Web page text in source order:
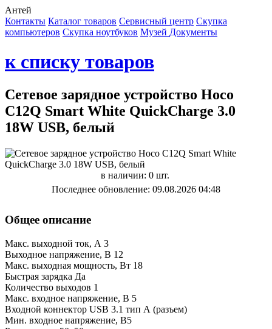
Антей
Контакты Каталог товаров Сервисный центр Cкупка
компьютеров Cкупка ноутбуков Музей Документы
к списку товаров
Сетевое зарядное устройство Hoco
C12Q Smart White QuickCharge 3.0
18W USB, белый
в наличии: 0 шт.
Последнее обновление: 09.08.2026 04:48
Общее описание
Макс. выходной ток, А 3
Выходное напряжение, В 12
Макс. выходная мощность, Вт 18
Быстрая зарядка Да
Количество выходов 1
Макс. входное напряжение, В 5
Входной коннектор USB 3.1 тип А (разъем)
Мин. входное напряжение, В5